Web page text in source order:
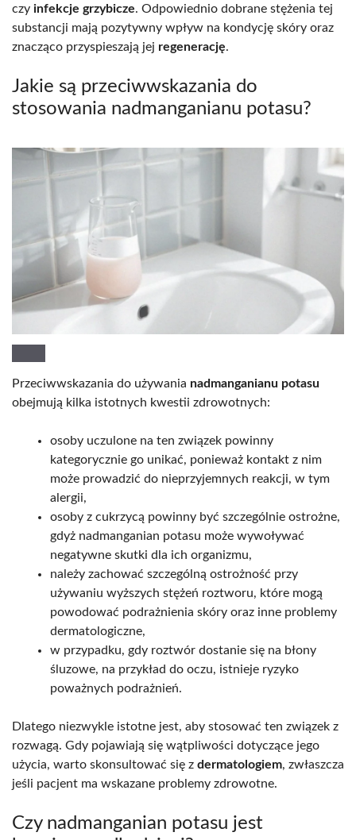
czy infekcje grzybicze. Odpowiednio dobrane stężenia tej
substancji mają pozytywny wpływ na kondycję skóry oraz
znacząco przyspieszają jej regenerację.
Jakie są przeciwwskazania do
stosowania nadmanganianu potasu?
Przeciwwskazania do używania nadmanganianu potasu
obejmują kilka istotnych kwestii zdrowotnych:
osoby uczulone na ten związek powinny
kategorycznie go unikać, ponieważ kontakt z nim
może prowadzić do nieprzyjemnych reakcji, w tym
alergii,
osoby z cukrzycą powinny być szczególnie ostrożne,
gdyż nadmanganian potasu może wywoływać
negatywne skutki dla ich organizmu,
należy zachować szczególną ostrożność przy
używaniu wyższych stężeń roztworu, które mogą
powodować podrażnienia skóry oraz inne problemy
dermatologiczne,
w przypadku, gdy roztwór dostanie się na błony
śluzowe, na przykład do oczu, istnieje ryzyko
poważnych podrażnień.
Dlatego niezwykle istotne jest, aby stosować ten związek z
rozwagą. Gdy pojawiają się wątpliwości dotyczące jego
użycia, warto skonsultować się z dermatologiem, zwłaszcza
jeśli pacjent ma wskazane problemy zdrowotne.
Czy nadmanganian potasu jest